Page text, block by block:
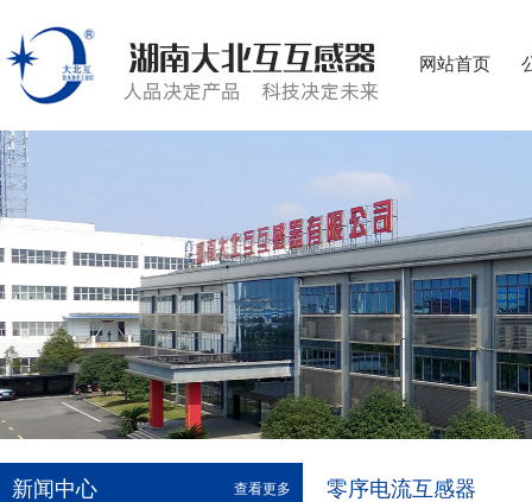
网站首页
查看更多
新闻中心 零序电流互感器